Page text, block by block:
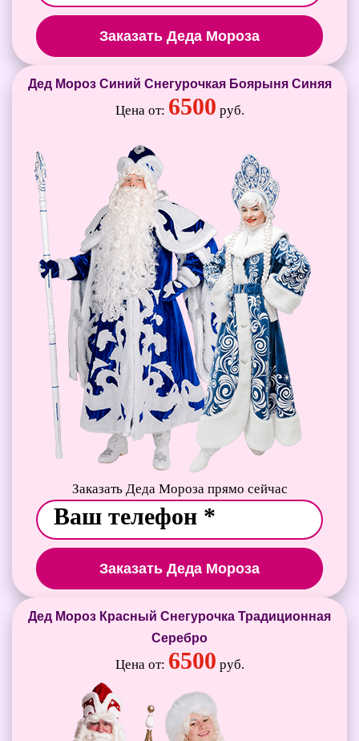
Заказать Деда Мороза
Дед Мороз Синий Снегурочкая Боярыня Синяя
Цена от: 6500 руб.
Заказать Деда Мороза прямо сейчас
Заказать Деда Мороза
Дед Мороз Красный Снегурочка Традиционная
Серебро
Цена от: 6500 руб.